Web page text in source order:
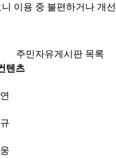
이용 중 불편하거나 개
주민자유게시판 목록
텐츠